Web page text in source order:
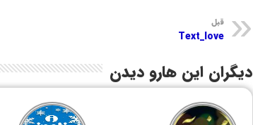
قبل
Text_love
دیگران این هارو دیدن